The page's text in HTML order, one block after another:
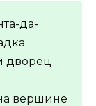
да-
дворец
вершине